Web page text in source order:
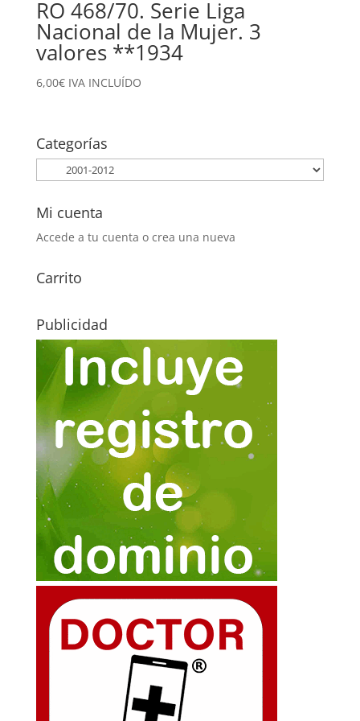
RO 468/70. Serie Liga
Nacional de la Mujer. 3
valores **1934
6,00€ IVA INCLUÍDO
Categorías
Mi cuenta
Accede a tu cuenta o crea una nueva
Carrito
Publicidad